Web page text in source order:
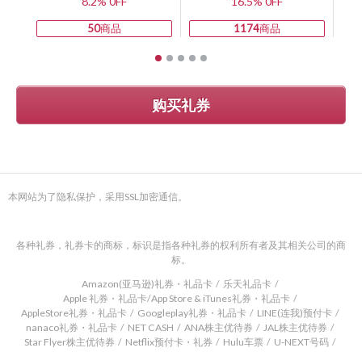
50商品 1174商品
购买礼券
本网站为了隐私保护，采用SSL加密通信。
各种礼券，礼券卡的商标，标识是指各种礼券的权利所有者及其相关公司的商
标。
Amazon(亚马逊)礼券・礼品卡
乐天礼品卡
Apple 礼券・礼品卡/App Store & iTunes礼券・礼品卡
AppleStore礼券・礼品卡
Googleplay礼券・礼品卡
LINE(连我)预付卡
nanaco礼券・礼品卡
NET CASH ANA株主优待券
JAL株主优待券
Star Flyer株主优待券
Netflix预付卡・礼券 Hulu车票
U-NEXT号码